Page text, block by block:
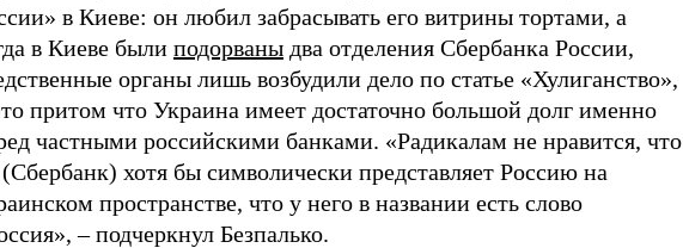
в Киеве: он любил забрасывать его витрины тортами, а
в Киеве были подорваны два отделения Сбербанка России,
органы лишь возбудили дело по статье «Хулиганство»,
притом что Украина имеет достаточно большой долг именно
частными российскими банками. «Радикалам не нравится, что
хотя бы символически представляет Россию на
пространстве, что у него в названии есть слово
– подчеркнул Безпалько.